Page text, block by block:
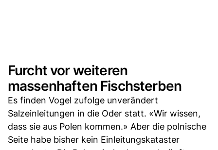
Furcht vor weiteren
massenhaften Fischsterben
Es finden Vogel zufolge unverändert
Salzeinleitungen in die Oder statt. «Wir wissen,
dass sie aus Polen kommen.» Aber die polnische
Seite habe bisher kein Einleitungskataster